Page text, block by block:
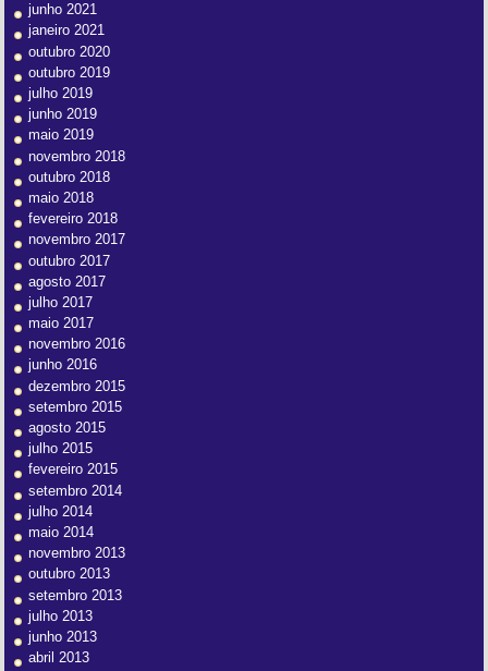
junho 2021
janeiro 2021
outubro 2020
outubro 2019
julho 2019
junho 2019
maio 2019
novembro 2018
outubro 2018
maio 2018
fevereiro 2018
novembro 2017
outubro 2017
agosto 2017
julho 2017
maio 2017
novembro 2016
junho 2016
dezembro 2015
setembro 2015
agosto 2015
julho 2015
fevereiro 2015
setembro 2014
julho 2014
maio 2014
novembro 2013
outubro 2013
setembro 2013
julho 2013
junho 2013
abril 2013